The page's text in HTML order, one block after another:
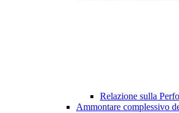
Relazione sulla
Ammontare complessivo